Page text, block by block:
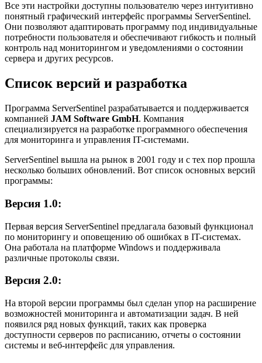
Все эти настройки доступны пользователю через интуитивно
понятный графический интерфейс программы ServerSentinel.
Они позволяют адаптировать программу под индивидуальные
потребности пользователя и обеспечивают гибкость и полный
контроль над мониторингом и уведомлениями о состоянии
сервера и других ресурсов.
Список версий и разработка
Программа ServerSentinel разрабатывается и поддерживается
компанией JAM Software GmbH. Компания
специализируется на разработке программного обеспечения
для мониторинга и управления IT-системами.
ServerSentinel вышла на рынок в 2001 году и с тех пор прошла
несколько больших обновлений. Вот список основных версий
программы:
Версия 1.0:
Первая версия ServerSentinel предлагала базовый функционал
по мониторингу и оповещению об ошибках в IT-системах.
Она работала на платформе Windows и поддерживала
различные протоколы связи.
Версия 2.0:
На второй версии программы был сделан упор на расширение
возможностей мониторинга и автоматизации задач. В ней
появился ряд новых функций, таких как проверка
доступности серверов по расписанию, отчеты о состоянии
системы и веб-интерфейс для управления.